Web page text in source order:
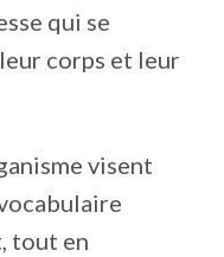
qui se
corps et leur
visent
tout en